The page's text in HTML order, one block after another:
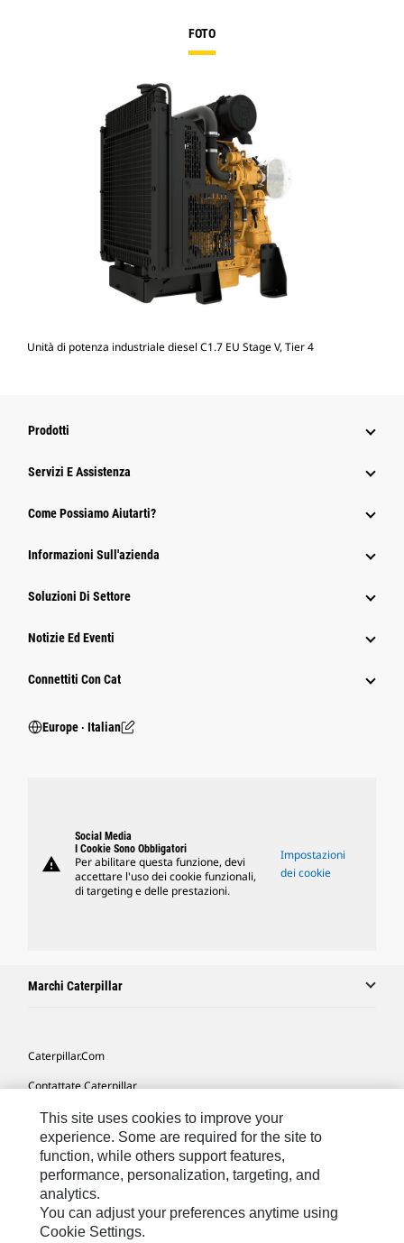
FOTO
Unità di potenza industriale diesel C1.7 EU Stage V, Tier 4
Prodotti
Servizi E Assistenza
Come Possiamo Aiutarti?
Informazioni Sull'azienda
Soluzioni Di Settore
Notizie Ed Eventi
Connettiti Con Cat
Europe ‧ Italian
warning
Social Media
I Cookie Sono Obbligatori
Per abilitare questa funzione, devi
accettare l'uso dei cookie funzionali,
di targeting e delle prestazioni.
Impostazioni
dei cookie
Marchi Caterpillar
Caterpillar.com
Contattate Caterpillar
Le Mie Preferenze Di Marketing
Mappa Del Sito
Cookie Settings
Informazioni Legali
Tutela Della Privacy
This site uses cookies to improve your
experience. Some are required for the site to
function, while others support features,
performance, personalization, targeting, and
analytics.
You can adjust your preferences anytime using
Cookie Settings.